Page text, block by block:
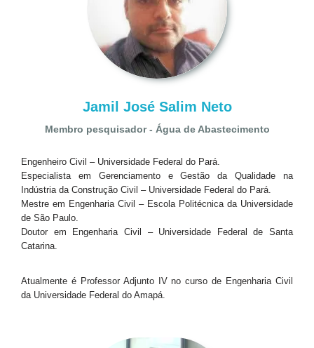
Jamil José Salim Neto
Membro pesquisador - Água de Abastecimento
Engenheiro Civil – Universidade Federal do Pará.
Especialista em Gerenciamento e Gestão da Qualidade na
Indústria da Construção Civil – Universidade Federal do Pará.
Mestre em Engenharia Civil – Escola Politécnica da Universidade
de São Paulo.
Doutor em Engenharia Civil – Universidade Federal de Santa
Catarina.
Atualmente é Professor Adjunto IV no curso de Engenharia Civil
da Universidade Federal do Amapá.